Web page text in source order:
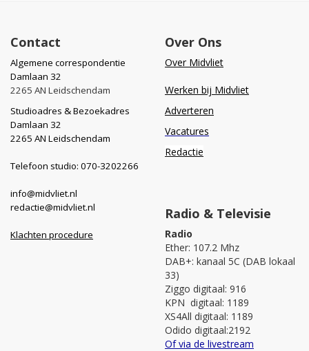
Contact
Algemene correspondentie
Damlaan 32
2265 AN Leidschendam
Studioadres & Bezoekadres
Damlaan 32
2265 AN Leidschendam
Telefoon studio: 070-3202266
info@midvliet.nl
redactie@midvliet.nl
Klachten procedure
Over Ons
Over Midvliet
Werken bij Midvliet
Adverteren
Vacatures
Redactie
Radio & Televisie
Radio
Ether: 107.2 Mhz
DAB+: kanaal 5C (DAB lokaal
33)
Ziggo digitaal: 916
KPN digitaal: 1189
XS4All digitaal: 1189
Odido digitaal:2192
Of via de livestream